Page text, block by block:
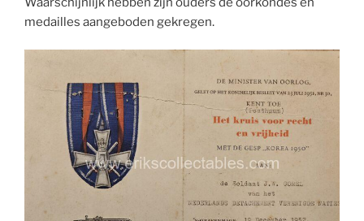
medailles aangeboden gekregen.